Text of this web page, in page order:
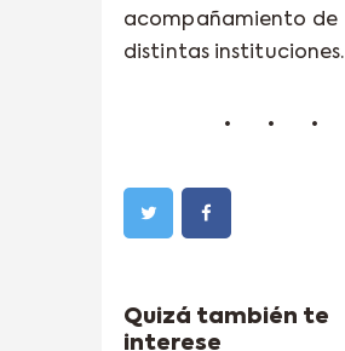
acompañamiento de
distintas instituciones.
Quizá también te
interese